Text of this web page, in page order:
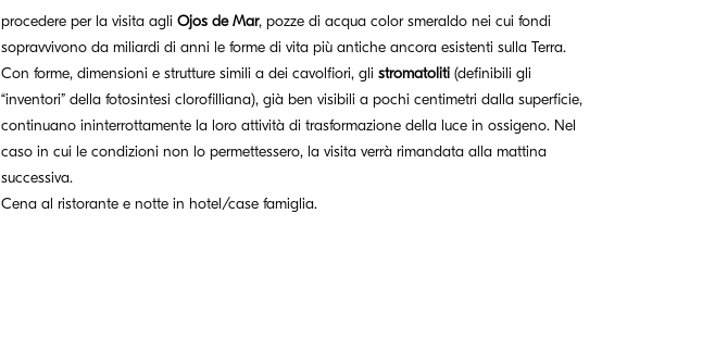
procedere per la visita agli Ojos de Mar, pozze di acqua color smeraldo nei cui fondi
sopravvivono da miliardi di anni le forme di vita più antiche ancora esistenti sulla Terra.
Con forme, dimensioni e strutture simili a dei cavolfiori, gli stromatoliti (definibili gli
“inventori” della fotosintesi clorofilliana), già ben visibili a pochi centimetri dalla superficie,
continuano ininterrottamente la loro attività di trasformazione della luce in ossigeno. Nel
caso in cui le condizioni non lo permettessero, la visita verrà rimandata alla mattina
successiva.
Cena al ristorante e notte in hotel/case famiglia.